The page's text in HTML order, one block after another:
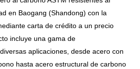
en Baogang (Shandong) con la
carta de crédito a un precio
incluye una gama de
aplicaciones, desde acero con
hasta acero estructural de carbono